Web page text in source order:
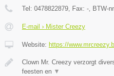
Tel: 0478822879, Fax: -, BTW-
E-mail › Mister Creezy
Website: https://
Clown Mr. Creezy verzorgt
feesten en ▼